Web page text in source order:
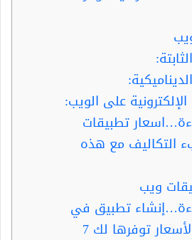
على الويب:
تطبيقات
التكاليف مع هذه
ويب
تطبيق في
السعودية .. أفضل الأسعار توفرها لك 7